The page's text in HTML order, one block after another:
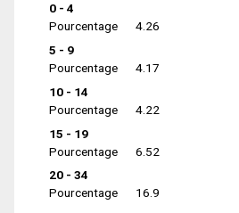
0 - 4
Pourcentage
4.26
5 - 9
Pourcentage
4.17
10 - 14
Pourcentage
4.22
15 - 19
Pourcentage
6.52
20 - 34
Pourcentage
16.9